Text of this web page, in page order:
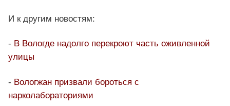
И к другим новостям:
- В Вологде надолго перекроют часть оживленной
улицы
- Вологжан призвали бороться с
нарколабораториями